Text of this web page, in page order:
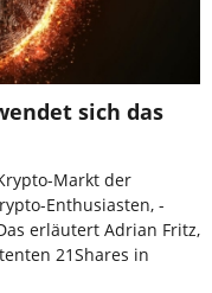
sich das
Markt der
Enthusiasten, -
erläutert Adrian Fritz,
21Shares in